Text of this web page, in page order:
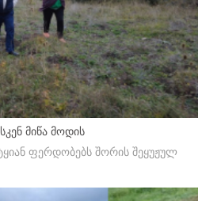
მიწა მოდის
ფერდობებს შორის შეყუჟულ